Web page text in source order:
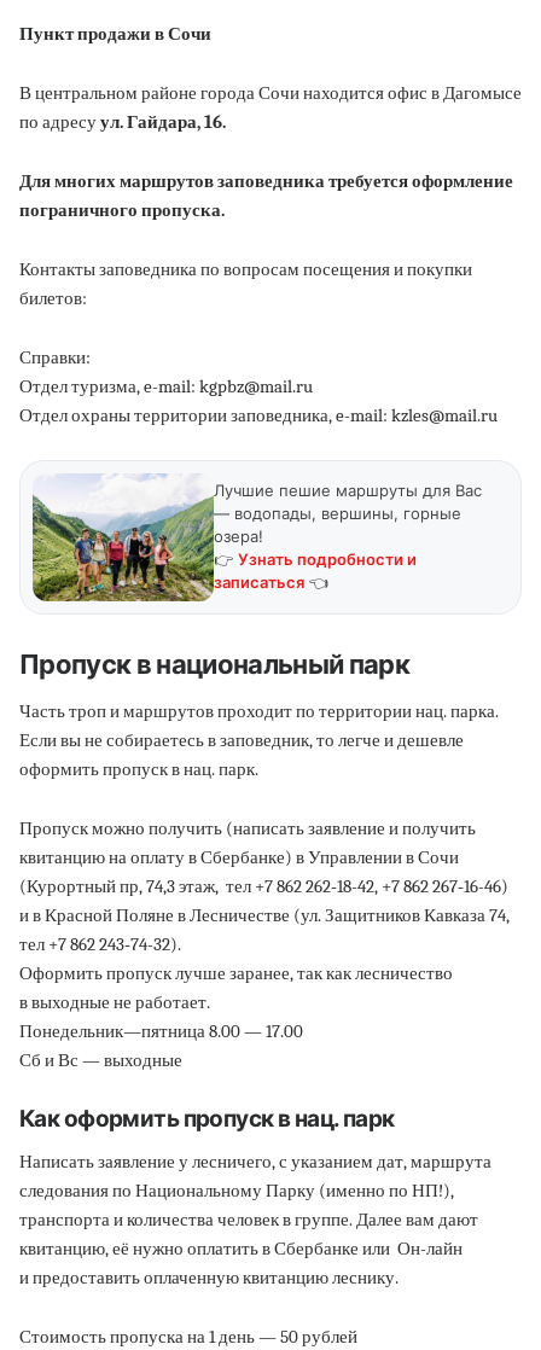
Пункт продажи в Сочи
В центральном районе города Сочи находится офис в Дагомысе
по адресуул. Гайдара, 16.
Для многих маршрутов заповедника требуется оформление
пограничного пропуска.
Контакты заповедника по вопросам посещения и покупки
билетов:
Справки:
Отдел туризма, e-mail: kgpbz@mail.ru
Отдел охраны территории заповедника, e-mail: kzles@mail.ru
Лучшие пешие маршруты для Вас
— водопады, вершины, горные
озера!
👉 Узнать подробности и
записаться 👈
Пропуск в национальный парк
Часть троп и маршрутов проходит по территории нац. парка.
Если вы не собираетесь в заповедник, то легче и дешевле
оформить пропуск в нац. парк.
Пропуск можно получить (написать заявление и получить
квитанцию на оплату в Сбербанке) в Управлении в Сочи
(Курортный пр, 74,3 этаж, тел +7 862 262‑18-42, +7 862 267‑16-46)
и в Красной Поляне в Лесничестве (ул. Защитников Кавказа 74,
тел +7 862 243‑74-32).
Оформить пропуск лучше заранее, так как лесничество
в выходные не работает.
Понедельник—пятница 8.00 — 17.00
Сб и Вс — выходные
Как оформить пропуск в нац. парк
Написать заявление у лесничего, с указанием дат, маршрута
следования по Национальному Парку (именно по НП!),
транспорта и количества человек в группе. Далее вам дают
квитанцию, её нужно оплатить в Сбербанке или Он-лайн
и предоставить оплаченную квитанцию леснику.
Стоимость пропуска на 1 день — 50 рублей